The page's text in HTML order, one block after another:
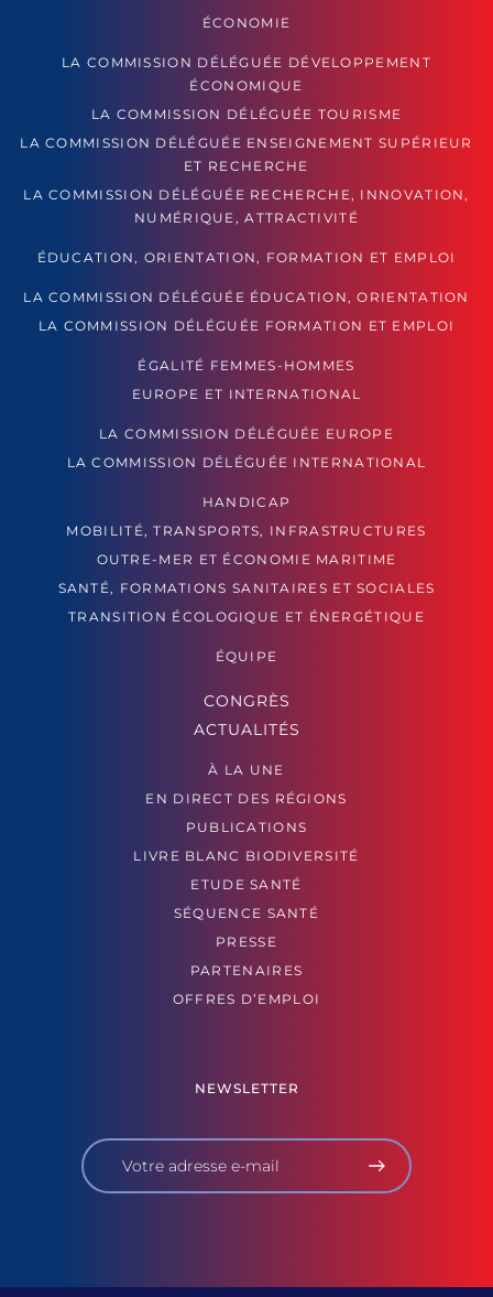
ÉCONOMIE
LA COMMISSION DÉLÉGUÉE DÉVELOPPEMENT
ÉCONOMIQUE
LA COMMISSION DÉLÉGUÉE TOURISME
LA COMMISSION DÉLÉGUÉE ENSEIGNEMENT SUPÉRIEUR
ET RECHERCHE
LA COMMISSION DÉLÉGUÉE RECHERCHE, INNOVATION,
NUMÉRIQUE, ATTRACTIVITÉ
ÉDUCATION, ORIENTATION, FORMATION ET EMPLOI
LA COMMISSION DÉLÉGUÉE ÉDUCATION, ORIENTATION
LA COMMISSION DÉLÉGUÉE FORMATION ET EMPLOI
ÉGALITÉ FEMMES-HOMMES
EUROPE ET INTERNATIONAL
LA COMMISSION DÉLÉGUÉE EUROPE
LA COMMISSION DÉLÉGUÉE INTERNATIONAL
HANDICAP
MOBILITÉ, TRANSPORTS, INFRASTRUCTURES
OUTRE-MER ET ÉCONOMIE MARITIME
SANTÉ, FORMATIONS SANITAIRES ET SOCIALES
TRANSITION ÉCOLOGIQUE ET ÉNERGÉTIQUE
ÉQUIPE
CONGRÈS
ACTUALITÉS
À LA UNE
EN DIRECT DES RÉGIONS
PUBLICATIONS
LIVRE BLANC BIODIVERSITÉ
ETUDE SANTÉ
SÉQUENCE SANTÉ
PRESSE
PARTENAIRES
OFFRES D’EMPLOI
NEWSLETTER